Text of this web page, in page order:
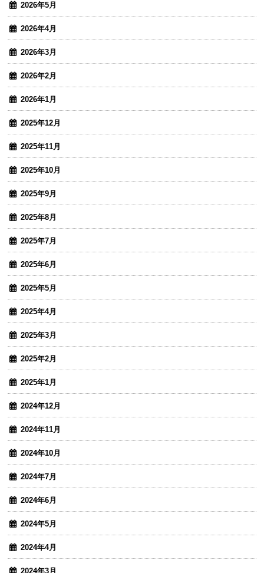
2026年5月
2026年4月
2026年3月
2026年2月
2026年1月
2025年12月
2025年11月
2025年10月
2025年9月
2025年8月
2025年7月
2025年6月
2025年5月
2025年4月
2025年3月
2025年2月
2025年1月
2024年12月
2024年11月
2024年10月
2024年7月
2024年6月
2024年5月
2024年4月
2024年3月